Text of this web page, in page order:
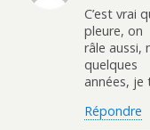
C’est vrai
pleure, on
râle aussi,
quelques
années, je
Répondre